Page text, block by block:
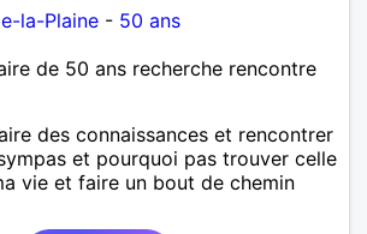
la-Plaine - 50 ans
de 50 ans recherche rencontre
des connaissances et rencontrer
et pourquoi pas trouver celle
vie et faire un bout de chemin